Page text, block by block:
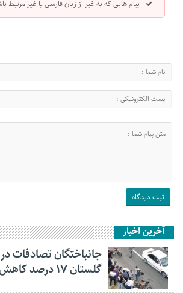
پیام هایی که به غیر از زبان فارسی یا غیر
آخرین اخبار
جانباختگان تصادفات
گلستان ۱۷ درصد کاهش یافت